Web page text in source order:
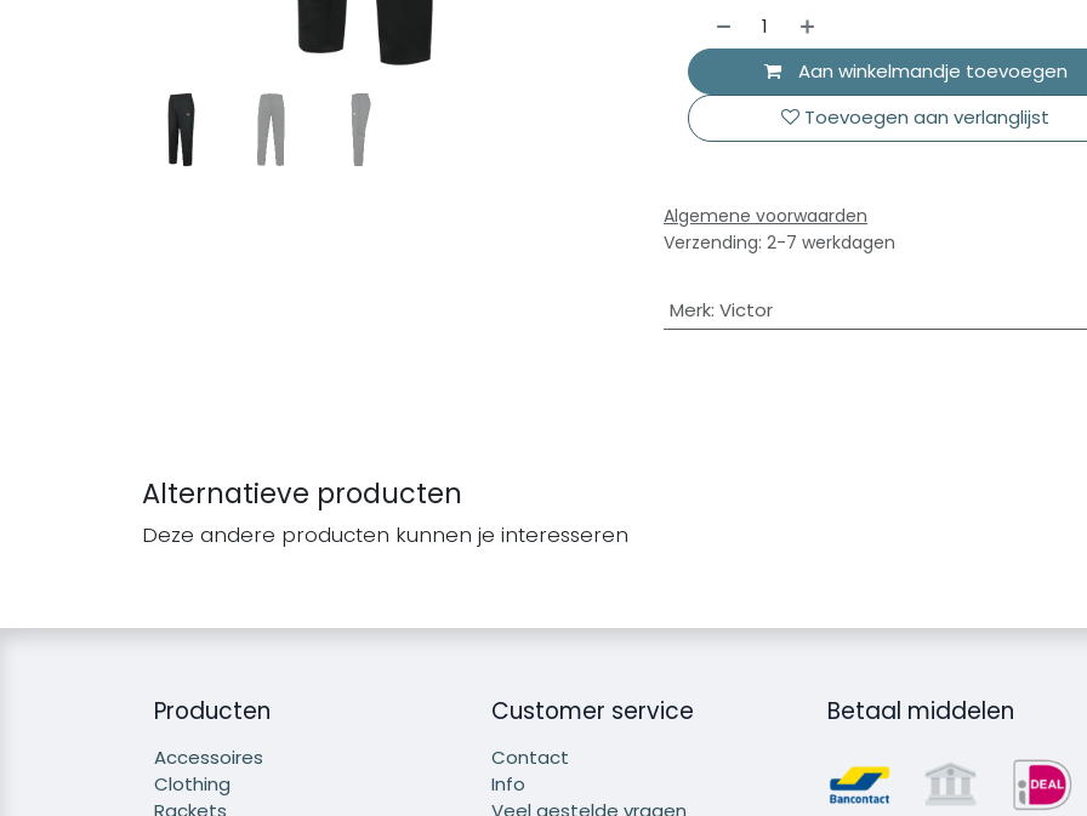
Aan winkelmandje toevoegen
Toevoegen aan verlanglijst
Algemene voorwaarden
Verzending: 2-7 werkdagen
Merk: Victor
Alternatieve producten
Deze andere producten kunnen je interesseren
Producten
Accessoires
Clothing
Rackets
Customer service
Contact
Info
Veel gestelde vragen
Betaal middelen